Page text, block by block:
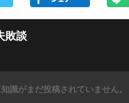
敗談
識がまだ投稿されていません。